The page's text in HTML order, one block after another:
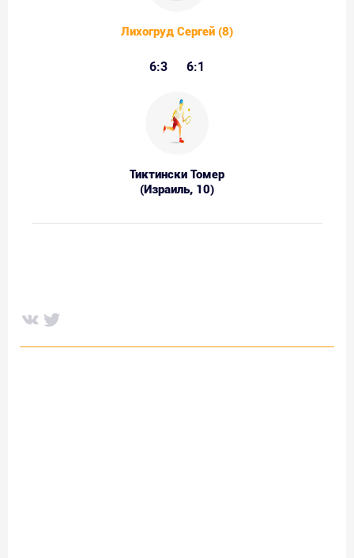
Лихогруд Сергей (8)
6:3 6:1
Тиктински Томер
(Израиль, 10)